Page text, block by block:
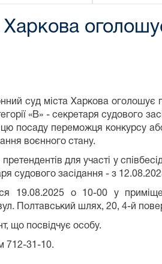
суд міста Харкова
«В» - секретаря судового
посаду переможця конкурсу
воєнного стану.
претендентів для участі у
судового засідання - з
19.08.2025 о 10-00 у
Полтавський шлях, 20, 4-й
що посвідчує особу.
712-31-10.